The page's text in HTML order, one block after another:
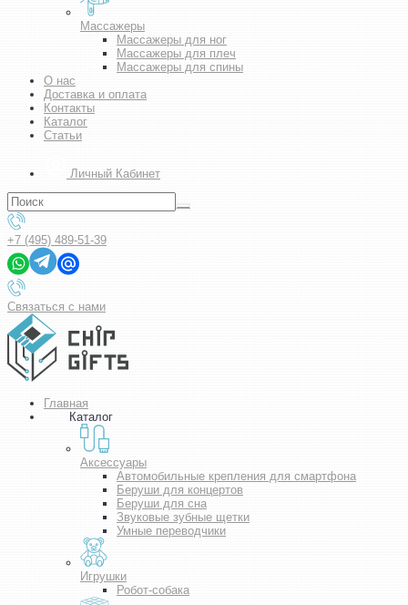
Массажеры
Массажеры для ног
Массажеры для плеч
Массажеры для спины
О нас
Доставка и оплата
Контакты
Каталог
Статьи
Личный Кабинет
+7 (495) 489-51-39
Связаться с нами
Главная
Каталог
Аксессуары
Автомобильные крепления для смартфона
Беруши для концертов
Беруши для сна
Звуковые зубные щетки
Умные переводчики
Игрушки
Робот-собака